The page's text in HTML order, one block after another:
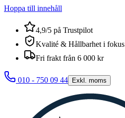
Hoppa till innehåll
4,9/5 på Trustpilot
Kvalité & Hållbarhet i fokus
Fri frakt från 6 000 kr
010 - 750 09 44 Exkl. moms